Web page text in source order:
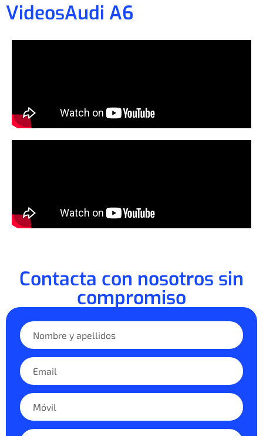
VideosAudi A6
Contacta con nosotros sin
compromiso